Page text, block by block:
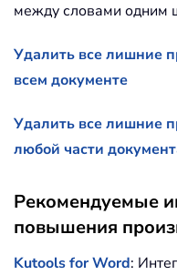
между словами одним
Удалить все лишние
всем документе
Удалить все лишние
любой части
Рекомендуемые
повышения
Kutools for Word: